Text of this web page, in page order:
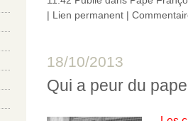
| Lien permanent |
18/10/2013
Qui a peur du